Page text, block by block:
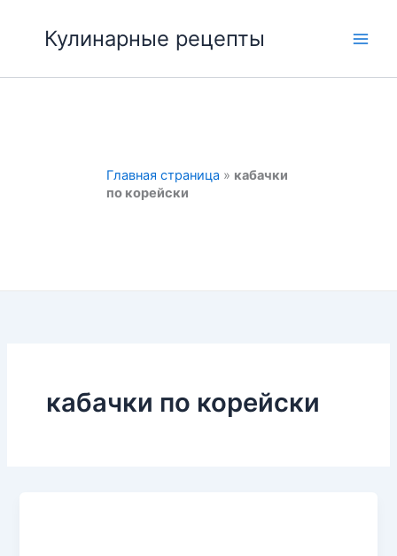
содержимому
Кулинарные рецепты
Главная страница » кабачки
по корейски
кабачки по корейски